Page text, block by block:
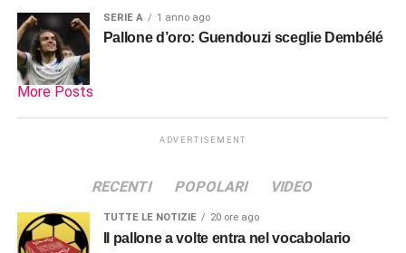
SERIE A 1 anno ago
Pallone d’oro: Guendouzi sceglie Dembélé
More Posts
ADVERTISEMENT
RECENTI POPOLARI VIDEO
TUTTE LE NOTIZIE 20 ore ago
Il pallone a volte entra nel vocabolario